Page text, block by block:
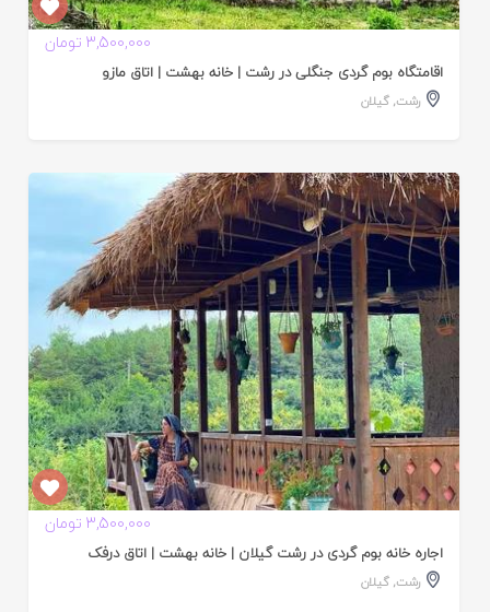
3,500,000 تومان
اقامتگاه بوم گردی جنگلی در رشت | خانه بهشت | اتاق مازو
رشت,گیلان
3,500,000 تومان
اجاره خانه بوم گردی در رشت گیلان | خانه بهشت | اتاق درفک
رشت,گیلان